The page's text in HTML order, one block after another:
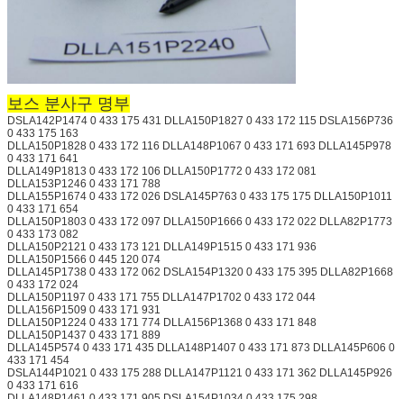
보스 분사구 명부
DSLA142P1474 0 433 175 431 DLLA150P1827 0 433 172 115 DSLA156P736
0 433 175 163
DLLA150P1828 0 433 172 116 DLLA148P1067 0 433 171 693 DLLA145P978
0 433 171 641
DLLA149P1813 0 433 172 106 DLLA150P1772 0 433 172 081
DLLA153P1246 0 433 171 788
DLLA155P1674 0 433 172 026 DSLA145P763 0 433 175 175 DLLA150P1011
0 433 171 654
DLLA150P1803 0 433 172 097 DLLA150P1666 0 433 172 022 DLLA82P1773
0 433 173 082
DLLA150P2121 0 433 173 121 DLLA149P1515 0 433 171 936
DLLA150P1566 0 445 120 074
DLLA145P1738 0 433 172 062 DSLA154P1320 0 433 175 395 DLLA82P1668
0 433 172 024
DLLA150P1197 0 433 171 755 DLLA147P1702 0 433 172 044
DLLA156P1509 0 433 171 931
DLLA150P1224 0 433 171 774 DLLA156P1368 0 433 171 848
DLLA150P1437 0 433 171 889
DLLA145P574 0 433 171 435 DLLA148P1407 0 433 171 873 DLLA145P606 0
433 171 454
DSLA144P1021 0 433 175 288 DLLA147P1121 0 433 171 362 DLLA145P926
0 433 171 616